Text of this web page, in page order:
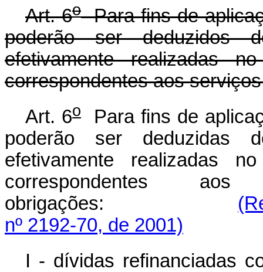
Art. 6oPara fins de
poderão ser deduzidos
efetivamente realizadas
correspondentes aos
Art. 6o
Para fins de
poderão ser deduzidas
efetivamente realizadas
correspondentes
obrigações:
nº 2192-70, de 2001)
I - dívidas refinanciadas